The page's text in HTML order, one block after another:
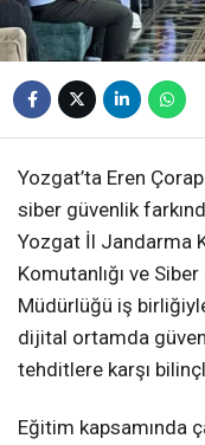
Yozgat’ta Eren
siber güvenlik
Yozgat İl Jandarma
Komutanlığı ve
Müdürlüğü iş
dijital ortamda
tehditlere karşı
Eğitim kapsamında